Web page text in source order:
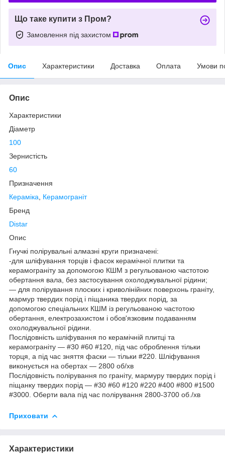
Що таке купити з Пром?
Замовлення під захистом
Опис Характеристики Доставка Оплата Умови
Опис
Характеристики
Діаметр
100
Зернистість
60
Призначення
Кераміка
Керамограніт
Бренд
Distar
Опис
Гнучкі полірувальні алмазні круги призначені:
-для шліфування торців і фасок керамічної плитки та
керамограніту за допомогою КШМ з регульованою частотою
обертання вала, без застосування охолоджувальної рідини;
— для полірування плоских і криволінійних поверхонь граніту,
мармур твердих порід і піщаника твердих порід, за
допомогою спеціальних КШМ із регульованою частотою
обертання, електрозахистом і обов'язковим подаванням
охолоджувальної рідини.
Послідовність шліфування по керамічній плитці та
керамограніту — #30 #60 #120, під час оброблення тільки
торця, а під час зняття фаски — тільки #220. Шліфування
виконується на обертах — 2800 об/хв
Послідовність полірування по граніту, мармуру твердих порід і
піщанку твердих порід — #30 #60 #120 #220 #400 #800 #1500
#3000. Оберти вала під час полірування 2800-3700 об./хв
Приховати
Характеристики